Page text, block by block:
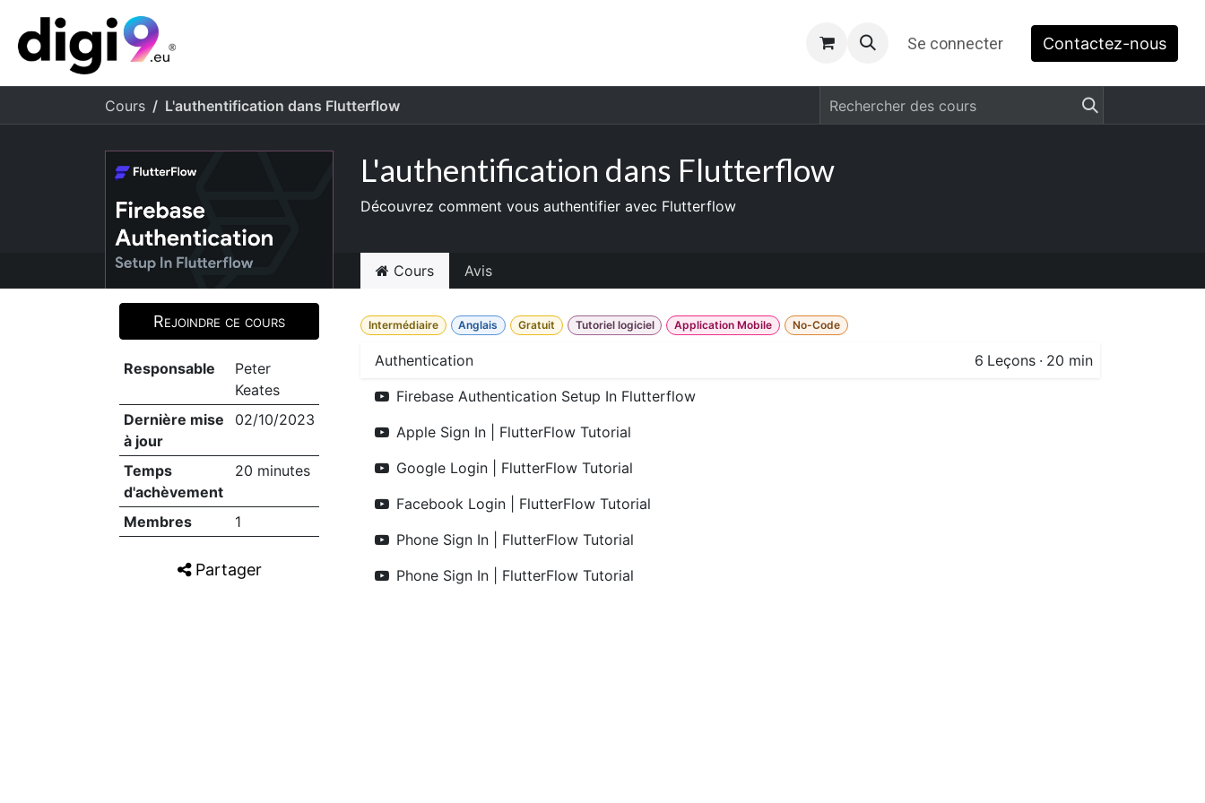
Se rendre au contenu
Se connecter Contactez-nous
Cours L'authentification dans Flutterflow
L'authentification dans Flutterflow
Découvrez comment vous authentifier avec Flutterflow
Rejoindre ce cours
Responsable
Peter
Keates
Dernière mise
à jour
02/10/2023
Temps
d'achèvement
20 minutes
Membres 1
Partager
Cours Avis
Intermédiaire Anglais Gratuit Tutoriel logiciel Application Mobile No-Code
Authentication 6 Leçons · 20 min
Firebase Authentication Setup In Flutterflow
Apple Sign In | FlutterFlow Tutorial
Google Login | FlutterFlow Tutorial
Facebook Login | FlutterFlow Tutorial
Phone Sign In | FlutterFlow Tutorial
Phone Sign In | FlutterFlow Tutorial